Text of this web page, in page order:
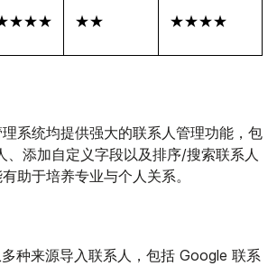
★★ ★★★★
系统均提供强大的联系人管理功能，包
、添加自定义字段以及排序/搜索联系人
助于培养专业与个人关系。
种来源导入联系人，包括 Google 联系